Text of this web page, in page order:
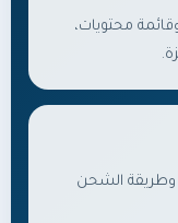
محتويات،
وطريقة الشحن